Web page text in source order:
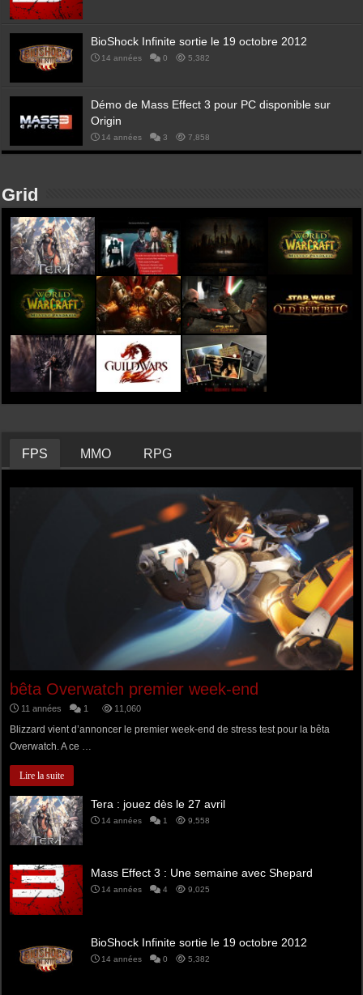
BioShock Infinite sortie le 19 octobre 2012
14 années 0 5,382
Démo de Mass Effect 3 pour PC disponible sur
Origin
14 années 3 7,858
Grid
FPS MMO RPG
bêta Overwatch premier week-end
11 années 1 11,060
Blizzard vient d’annoncer le premier week-end de stress test pour la bêta
Overwatch. A ce …
Lire la suite
Tera : jouez dès le 27 avril
14 années 1 9,558
Mass Effect 3 : Une semaine avec Shepard
14 années 4 9,025
BioShock Infinite sortie le 19 octobre 2012
14 années 0 5,382